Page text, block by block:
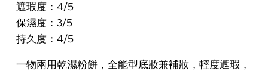
遮瑕度：4/5
保濕度：3/5
持久度：4/5
一物兩用乾濕粉餅，全能型底妝兼補妝，輕度遮瑕，